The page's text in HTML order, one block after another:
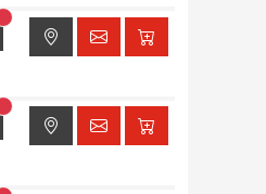
Brak dostępu do lokalizacji
Brak dostępu do lokalizacji